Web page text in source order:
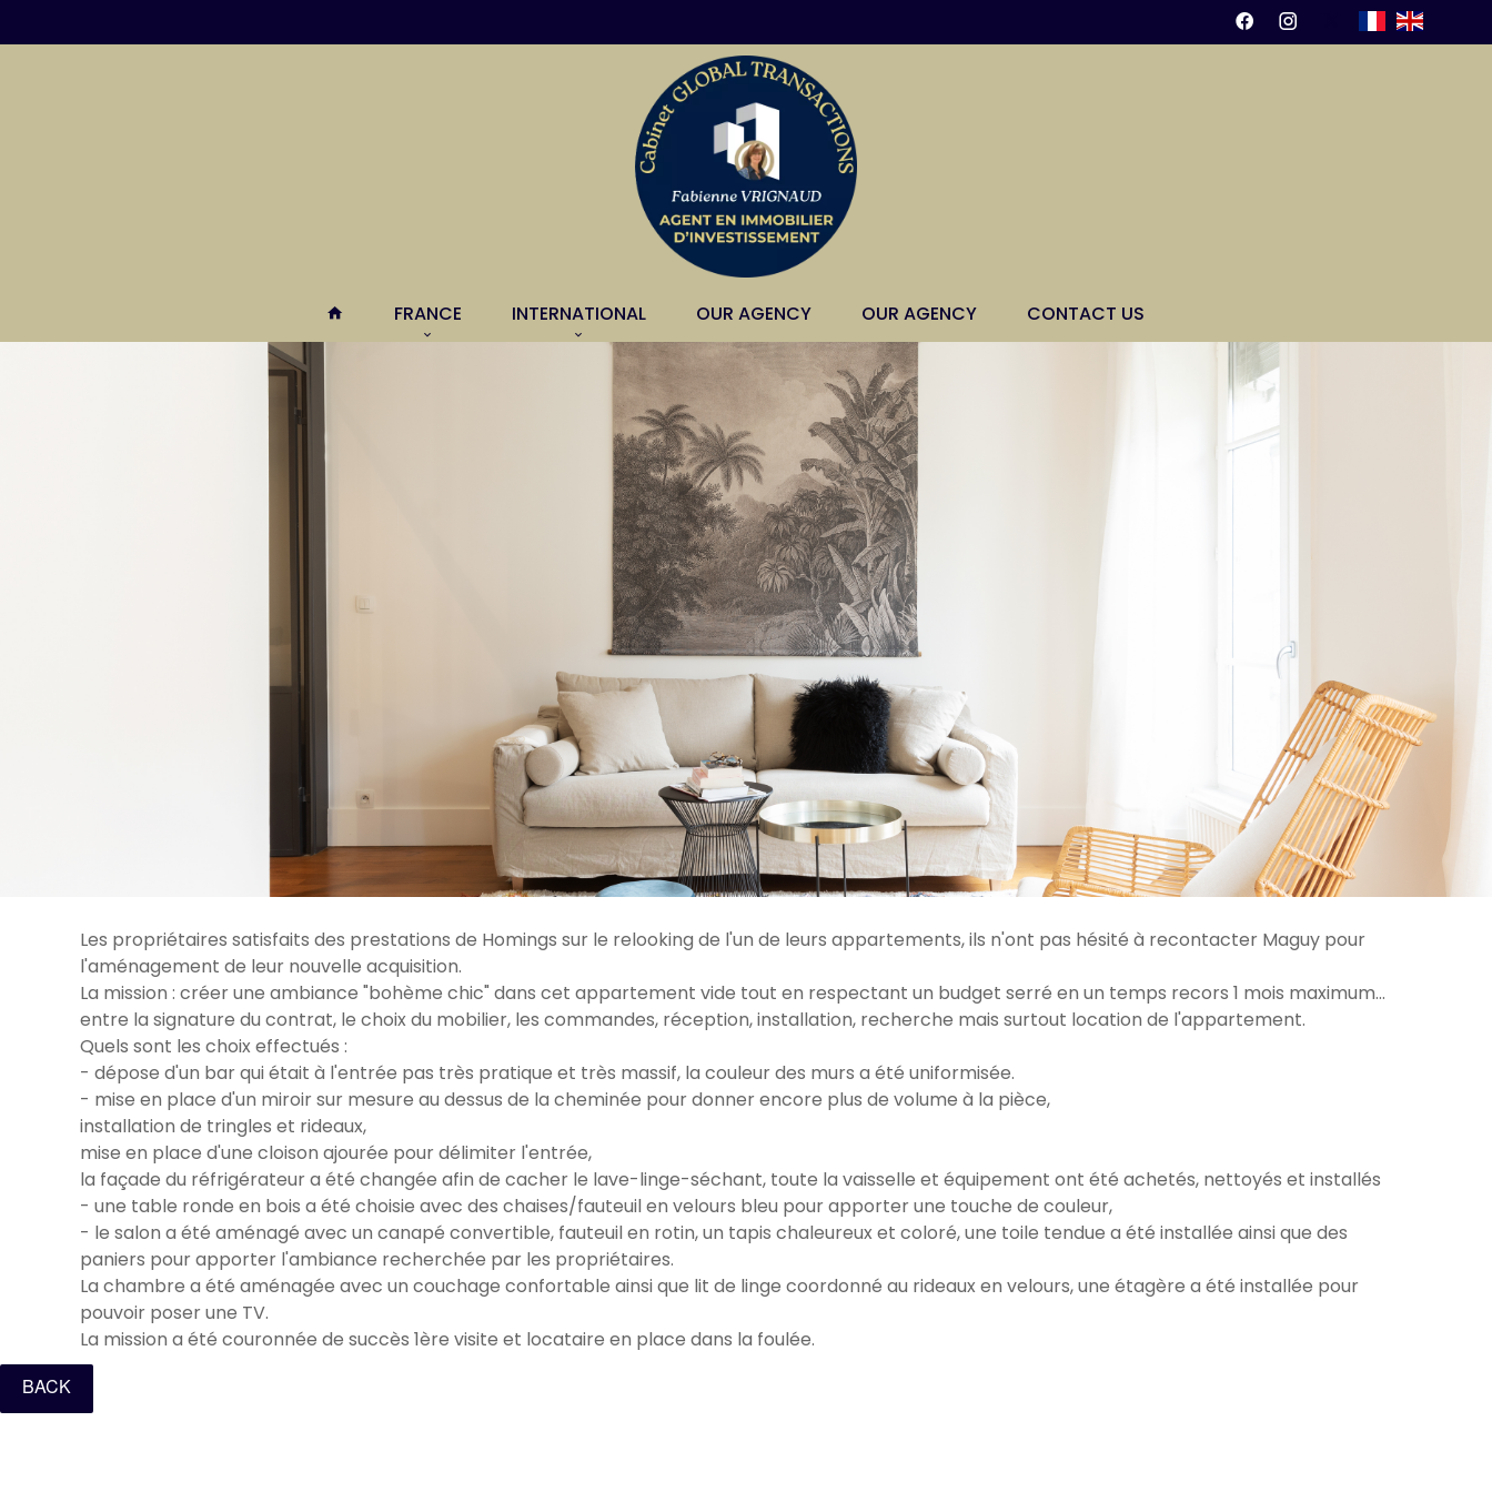
FRANCE INTERNATIONAL OUR AGENCY OUR AGENCY CONTACT US
Les propriétaires satisfaits des prestations de Homings sur le relooking de l'un de leurs appartements, ils n'ont pas hésité à recontacter Maguy pour
l'aménagement de leur nouvelle acquisition.
La mission : créer une ambiance "bohème chic" dans cet appartement vide tout en respectant un budget serré en un temps recors 1 mois maximum...
entre la signature du contrat, le choix du mobilier, les commandes, réception, installation, recherche mais surtout location de l'appartement.
Quels sont les choix effectués :
- dépose d'un bar qui était à l'entrée pas très pratique et très massif, la couleur des murs a été uniformisée.
- mise en place d'un miroir sur mesure au dessus de la cheminée pour donner encore plus de volume à la pièce,
installation de tringles et rideaux,
mise en place d'une cloison ajourée pour délimiter l'entrée,
la façade du réfrigérateur a été changée afin de cacher le lave-linge-séchant, toute la vaisselle et équipement ont été achetés, nettoyés et installés
- une table ronde en bois a été choisie avec des chaises/fauteuil en velours bleu pour apporter une touche de couleur,
- le salon a été aménagé avec un canapé convertible, fauteuil en rotin, un tapis chaleureux et coloré, une toile tendue a été installée ainsi que des
paniers pour apporter l'ambiance recherchée par les propriétaires.
La chambre a été aménagée avec un couchage confortable ainsi que lit de linge coordonné au rideaux en velours, une étagère a été installée pour
pouvoir poser une TV.
La mission a été couronnée de succès 1ère visite et locataire en place dans la foulée.
BACK